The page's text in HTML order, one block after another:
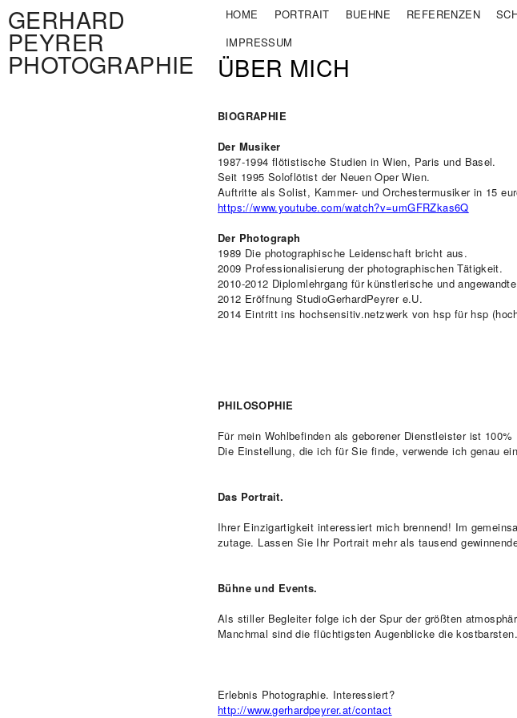
Navigation
GERHARD
PEYRER
PHOTOGRAPHIE ÜBER MICH
BIOGRAPHIE
Der Musiker
1987-1994 flötistische Studien in Wien, Paris und Basel.
Seit 1995 Soloflötist der Neuen Oper Wien.
Auftritte als Solist, Kammer- und Orchestermusiker in 15
https://www.youtube.com/watch?v=umGFRZkas6Q
Der Photograph
1989 Die photographische Leidenschaft bricht aus.
2009 Professionalisierung der photographischen Tätigkeit.
2010-2012 Diplomlehrgang für künstlerische und
2012 Eröffnung StudioGerhardPeyrer e.U.
2014 Eintritt ins hochsensitiv.netzwerk von hsp für hsp
PHILOSOPHIE
Für mein Wohlbefinden als geborener Dienstleister ist
Die Einstellung, die ich für Sie finde, verwende ich genau
Das Portrait.
Ihrer Einzigartigkeit interessiert mich brennend! Im
zutage. Lassen Sie Ihr Portrait mehr als tausend
Bühne und Events.
Als stiller Begleiter folge ich der Spur der größten
Manchmal sind die flüchtigsten Augenblicke die
Erlebnis Photographie. Interessiert?
http://www.gerhardpeyrer.at/contact
HOME PORTRAIT BUEHNE REFERENZEN
IMPRESSUM